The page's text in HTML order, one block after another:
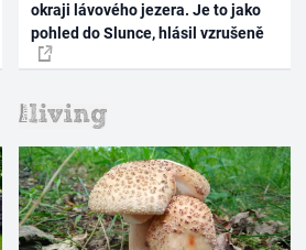
okraji lávového jezera. Je to jako
pohled do Slunce, hlásil vzrušeně